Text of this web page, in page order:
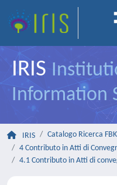
IRIS
Information
IRIS
Catalogo Ricerca FBK
4 Contributo in Atti di
4.1 Contributo in Atti di